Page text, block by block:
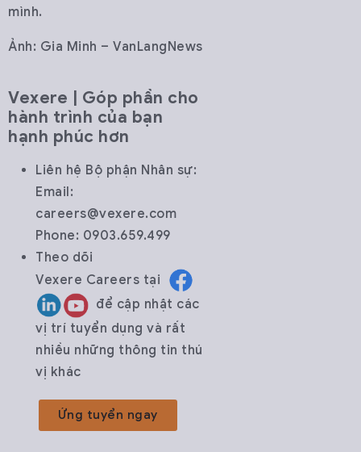
mình.
Ảnh: Gia Minh – VanLangNews
Vexere | Góp phần cho
hành trình của bạn
hạnh phúc hơn
Liên hệ Bộ phận Nhân sự:
Email:
careers@vexere.com
Phone: 0903.659.499
Theo dõi
Vexere Careers tại
để cập nhật các
vị trí tuyển dụng và rất
nhiều những thông tin thú
vị khác
Ứng tuyển ngay